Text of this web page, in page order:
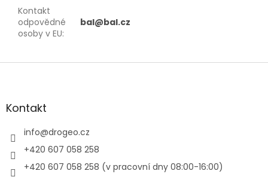
Kontakt
odpovědné
osoby v EU:
bal@bal.cz
Z
aKontakt
info@drogeo.cz
+420 607 058 258
+420 607 058 258 (v pracovní dny 08:00-16:00)